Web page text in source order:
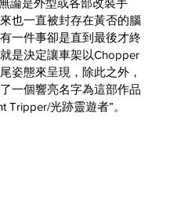
論是外型或各部改裝手
也一直被封存在黃否的腦
一件事卻是直到最後才終
是決定讓車架以Chopper
姿態來呈現，除此之外，
一個響亮名字為這部作品
Tripper/光跡靈遊者”。